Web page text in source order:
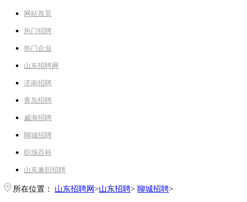
网站首页
热门招聘
热门企业
山东招聘网
济南招聘
青岛招聘
威海招聘
聊城招聘
职场百科
山东兼职招聘
所在位置： 山东招聘网>山东招聘> 聊城招聘>